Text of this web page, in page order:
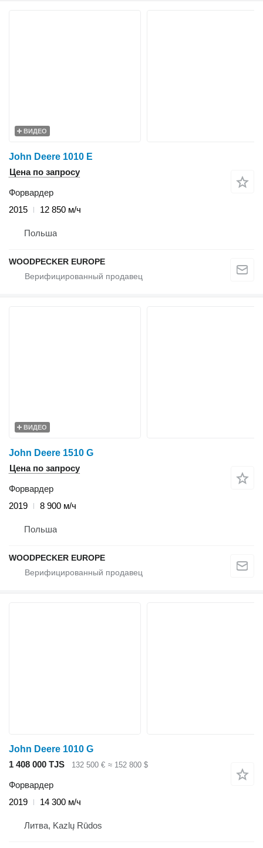
ВИДЕО
John Deere 1010 E
Цена по запросу
Форвардер
2015
12 850 м/ч
Польша
WOODPECKER EUROPE
ВИДЕО
John Deere 1510 G
Цена по запросу
Форвардер
2019
8 900 м/ч
Польша
WOODPECKER EUROPE
John Deere 1010 G
1 408 000 TJS
132 500 € ≈ 152 800 $
Форвардер
2019
14 300 м/ч
Литва, Kazlų Rūdos